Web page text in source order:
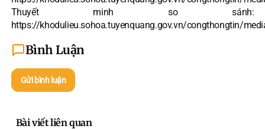
Thuyết minh so sánh:
https://khodulieu.sohoa.tuyenquang.gov.vn/congthongtin/
Bình Luận
Gửi bình luận
Bài viết liên quan